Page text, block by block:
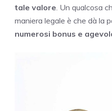
tale valore . Un qualcosa
maniera legale è che dà la
numerosi bonus e